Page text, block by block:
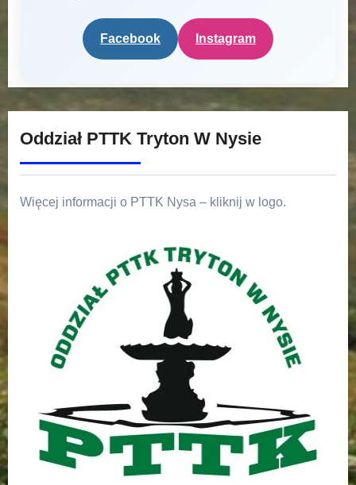
Facebook Instagram
Oddział PTTK Tryton W Nysie
Więcej informacji o PTTK Nysa – kliknij w logo.